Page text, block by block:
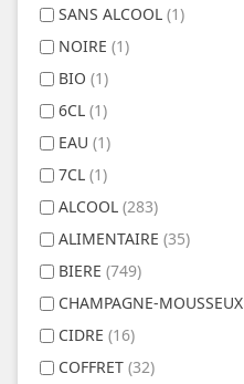
SANS ALCOOL (1)
NOIRE (1)
BIO (1)
6CL (1)
EAU (1)
7CL (1)
ALCOOL (283)
ALIMENTAIRE (35)
BIERE (749)
CHAMPAGNE-MOUSSEUX
CIDRE (16)
COFFRET (32)